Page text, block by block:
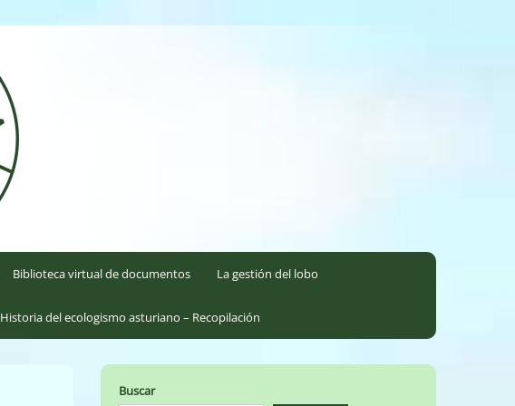
Biblioteca virtual de documentos La gestión del lobo
Historia del ecologismo asturiano – Recopilación
Buscar